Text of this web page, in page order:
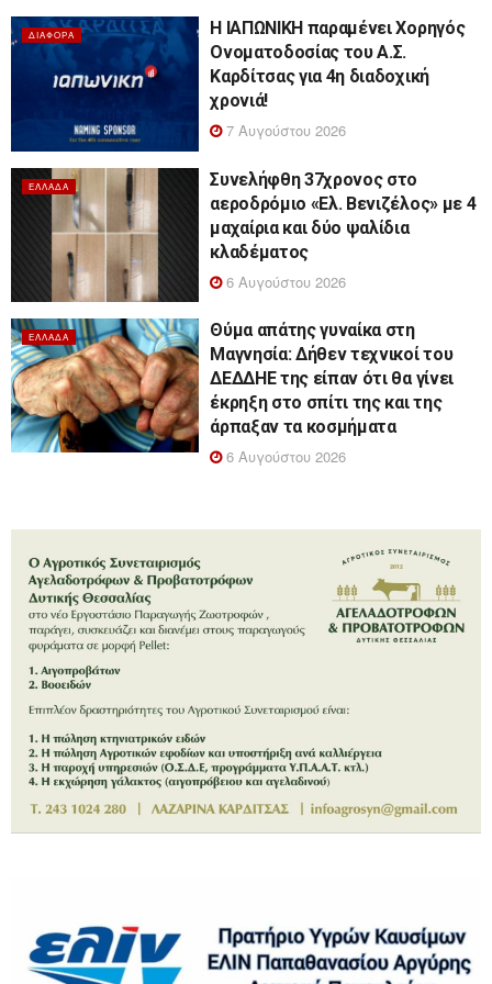
ΔΙΆΦΟΡΑ
Η ΙΑΠΩΝΙΚΗ παραμένει Χορηγός
Ονοματοδοσίας του Α.Σ.
Καρδίτσας για 4η διαδοχική
χρονιά!
7 Αυγούστου 2026
ΕΛΛΆΔΑ
Συνελήφθη 37χρονος στο
αεροδρόμιο «Ελ. Βενιζέλος» με 4
μαχαίρια και δύο ψαλίδια
κλαδέματος
6 Αυγούστου 2026
ΕΛΛΆΔΑ
Θύμα απάτης γυναίκα στη
Μαγνησία: Δήθεν τεχνικοί του
ΔΕΔΔΗΕ της είπαν ότι θα γίνει
έκρηξη στο σπίτι της και της
άρπαξαν τα κοσμήματα
6 Αυγούστου 2026